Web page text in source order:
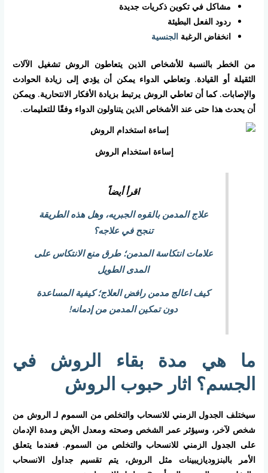
مشاكل في تكوين ذكريات جديدة
ردود الفعل البطيئة
انخفاض الرغبةالجنسية
من الخطر بالنسبة للأشخاص الذين يتعاطون الروش تشغيل الآلات
الثقيلة أو القيادة. وتعاطي الدواء يمكن أن يؤدي إلى زيادة الحوادث
والإصابات. كما أن تعاطي الروش يرتبط بزيادة الأفكار الانتحارية. ويمكن
أن يحدث هذا حتى عند الأشخاص الذين يتناولون الدواء وفقًا للتعليمات.
إساءة استخدام الروش
اقرأ أيضاً
علاج المدمن بالقوه الجبريه، وهل هذه الطريقة
تنجح في علاجه؟
علامات انتكاسة المدمن؛ طرق منع الانتكاس على
المدى الطويل
كيف اعالج مدمن رافض العلاج؛ كيفية المساعدة
دون تمكين المدمن من إدمانه!
ما هي مدة بقاء الروش في
الجسم؟ اثار حبوب الروش
سيختلف الجدول الزمني للانسحاب والتخلص من السموم لـ الروش من
شخص لآخر، وسيؤثر عمر الشخص وصحته ومعدل الأيض ومدة الإدمان
على الجدول الزمني للانسحاب والتخلص من السموم. فعندما يتعلق
الأمر بالبنزوديازيبينات مثل الروش، يتم تقسيم جداول الانسحاب